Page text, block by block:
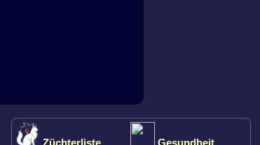
Züchterliste Gesundheit